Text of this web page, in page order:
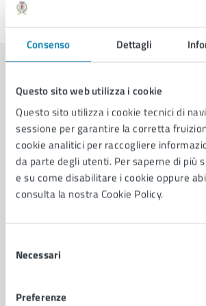
Consenso Dettagli
Questo sito web utilizza i cookie
Questo sito utilizza i cookie tecnici di
sessione per garantire la corretta
cookie analitici per raccogliere
da parte degli utenti. Per saperne di più
e su come disabilitare i cookie oppure
consulta la nostra Cookie Policy.
delNecessari
Preferenze
Ultimo aggiornamento:
Contenuti
Amministrazione
U.O. Servizi Demografici